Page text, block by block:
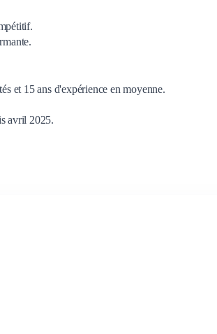
et 15 ans d'expérience en moyenne.
avril 2025.